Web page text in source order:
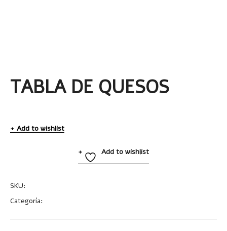
TABLA DE QUESOS
Add to wishlist
Add to wishlist
SKU:
Categoría: